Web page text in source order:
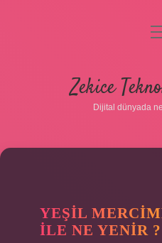
Gizlilik
Zekice
Dijital dünyada
YEŞIL
ILE NE YENIR ?